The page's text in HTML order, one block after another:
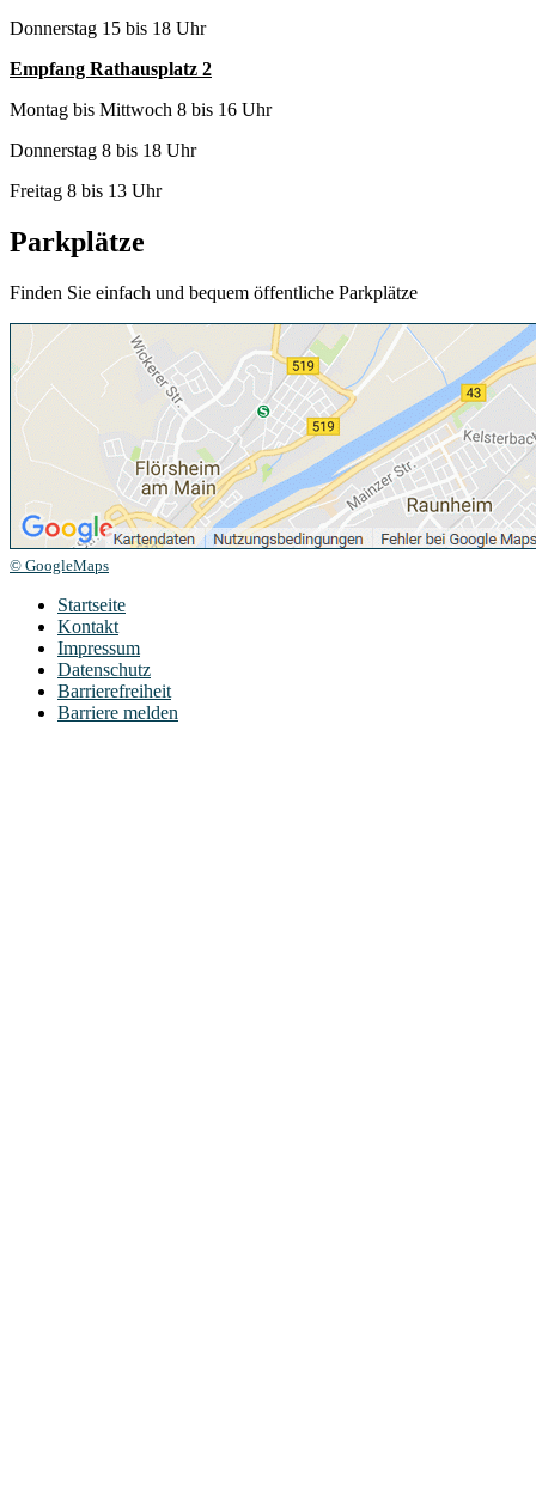
Donnerstag 15 bis 18 Uhr
Empfang Rathausplatz 2
Montag bis Mittwoch 8 bis 16 Uhr
Donnerstag 8 bis 18 Uhr
Freitag 8 bis 13 Uhr
Parkplätze
Finden Sie einfach und bequem öffentliche Parkplätze
© GoogleMaps
Startseite
Kontakt
Impressum
Datenschutz
Barrierefreiheit
Barriere melden